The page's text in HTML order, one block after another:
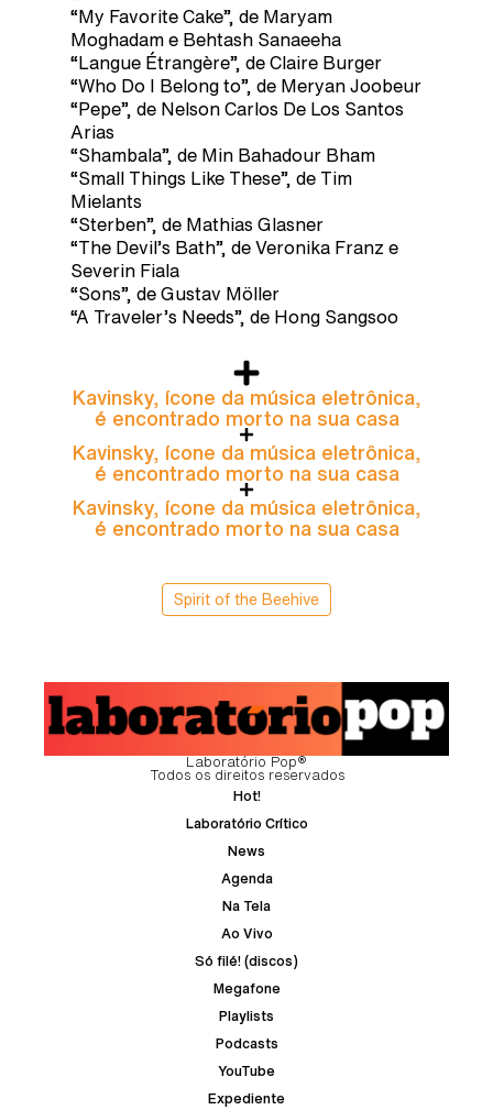
“My Favorite Cake”, de Maryam
Moghadam e Behtash Sanaeeha
“Langue Étrangère”, de Claire Burger
“Who Do I Belong to”, de Meryan Joobeur
“Pepe”, de Nelson Carlos De Los Santos
Arias
“Shambala”, de Min Bahadour Bham
“Small Things Like These”, de Tim
Mielants
“Sterben”, de Mathias Glasner
“The Devil’s Bath”, de Veronika Franz e
Severin Fiala
“Sons”, de Gustav Möller
“A Traveler’s Needs”, de Hong Sangsoo
Kavinsky, ícone da música eletrônica,
é encontrado morto na sua casa
Kavinsky, ícone da música eletrônica,
é encontrado morto na sua casa
Kavinsky, ícone da música eletrônica,
é encontrado morto na sua casa
Spirit of the Beehive
Laboratório Pop®
Todos os direitos reservados
Hot!
Laboratório Crítico
News
Agenda
Na Tela
Ao Vivo
Só filé! (discos)
Megafone
Playlists
Podcasts
YouTube
Expediente